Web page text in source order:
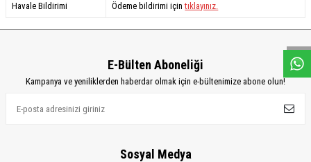
W
h
a
s
a
p
p
D
e
s
e
H
a
t
t
Havale Bildirimi Ödeme bildirimi içintıklayınız.
E-Bülten Aboneliği
Kampanya ve yeniliklerden haberdar olmak için e-bültenimize abone olun!
Sosyal Medya